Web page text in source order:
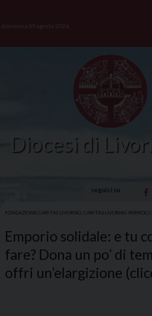
content
domenica 09 agosto 2026
Diocesi di
seguici su
FONDAZIONE CARITAS LIVORNO CARITAS LIVORNO
Emporio solidale: e tu
fare? Dona un po’ di
offri un’elargizione